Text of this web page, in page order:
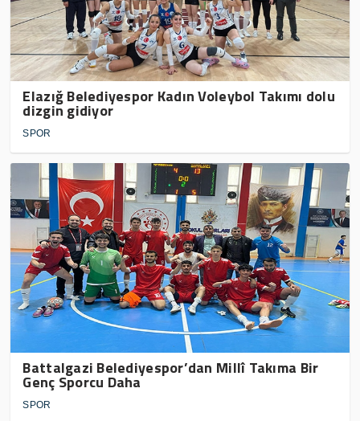
Elazığ Belediyespor Kadın Voleybol Takımı dolu
dizgin gidiyor
SPOR
Battalgazi Belediyespor’dan Millî Takıma Bir
Genç Sporcu Daha
SPOR